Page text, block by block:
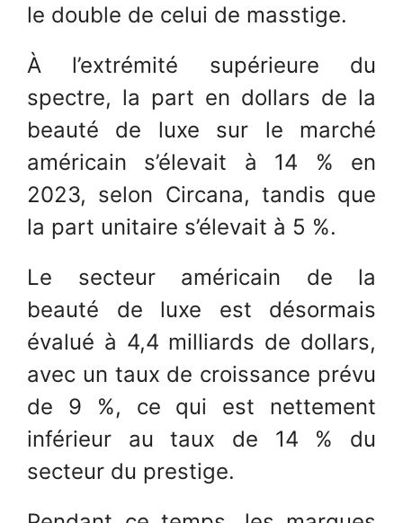
le double de celui de masstige.
À l’extrémité supérieure du
spectre, la part en dollars de la
beauté de luxe sur le marché
américain s’élevait à 14 % en
2023, selon Circana, tandis que
la part unitaire s’élevait à 5 %.
Le secteur américain de la
beauté de luxe est désormais
évalué à 4,4 milliards de dollars,
avec un taux de croissance prévu
de 9 %, ce qui est nettement
inférieur au taux de 14 % du
secteur du prestige.